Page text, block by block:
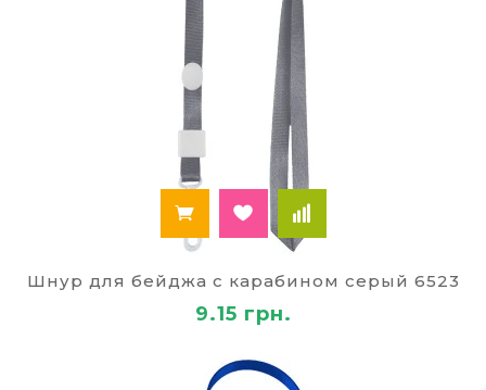
Шнур для бейджа с карабином серый 6523
9.15 грн.